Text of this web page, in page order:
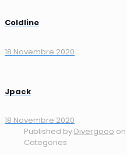
Coldline
18 Novembre 2020
Jpack
18 Novembre 2020
Published by Divergooo on
Categories